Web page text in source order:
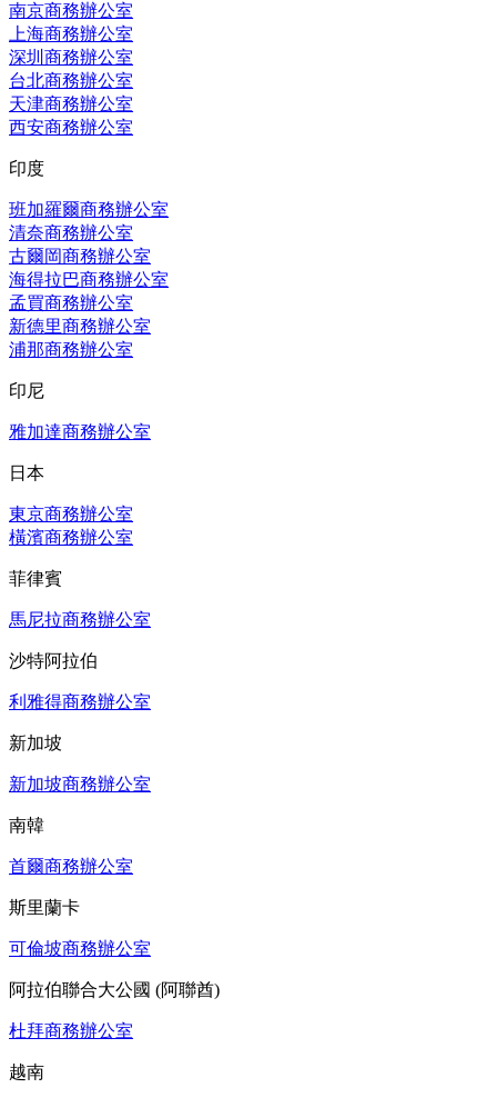
南京商務辦公室
上海商務辦公室
深圳商務辦公室
台北商務辦公室
天津商務辦公室
西安商務辦公室
印度
班加羅爾商務辦公室
清奈商務辦公室
古爾岡商務辦公室
海得拉巴商務辦公室
孟買商務辦公室
新德里商務辦公室
浦那商務辦公室
印尼
雅加達商務辦公室
日本
東京商務辦公室
橫濱商務辦公室
菲律賓
馬尼拉商務辦公室
沙特阿拉伯
利雅得商務辦公室
新加坡
新加坡商務辦公室
南韓
首爾商務辦公室
斯里蘭卡
可倫坡商務辦公室
阿拉伯聯合大公國 (阿聯酋)
杜拜商務辦公室
越南